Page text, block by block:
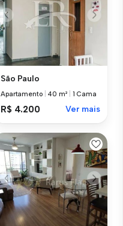
São Paulo
Apartamento 40 m² 1 Cama
R$ 4.200 Ver mais